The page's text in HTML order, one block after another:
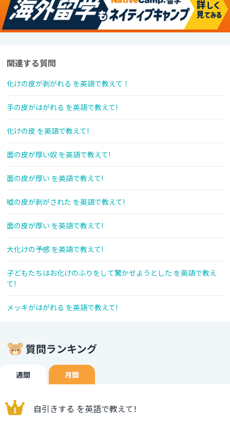
関連する質問
化けの皮が剥がれる を英語で教えて！
手の皮がはがれる を英語で教えて!
化けの皮 を英語で教えて!
面の皮が厚い奴 を英語で教えて!
面の皮が厚い を英語で教えて!
嘘の皮が剥がされた を英語で教えて!
面の皮が厚い を英語で教えて!
大化けの予感 を英語で教えて!
子どもたちはお化けのふりをして驚かせようとした を英語で教え
て!
メッキがはがれる を英語で教えて!
質問ランキング
週間 月間
自引きする を英語で教えて!